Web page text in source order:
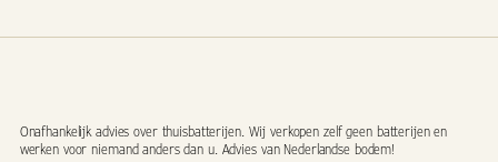
Onafhankelijk advies over thuisbatterijen. Wij verkopen zelf geen batterijen en
werken voor niemand anders dan u. Advies van Nederlandse bodem!